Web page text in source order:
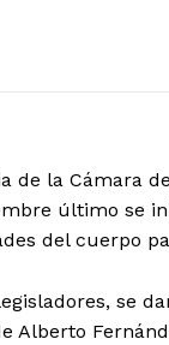
de la Cámara
último se
del cuerpo
se
Alberto